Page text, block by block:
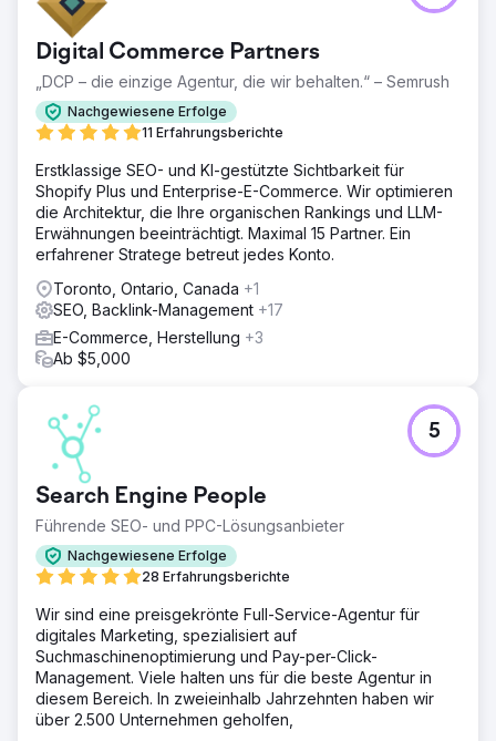
Digital Commerce Partners
„DCP – die einzige Agentur, die wir behalten.“ – Semrush
Nachgewiesene Erfolge
11 Erfahrungsberichte
Erstklassige SEO- und KI-gestützte Sichtbarkeit für
Shopify Plus und Enterprise-E-Commerce. Wir optimieren
die Architektur, die Ihre organischen Rankings und LLM-
Erwähnungen beeinträchtigt. Maximal 15 Partner. Ein
erfahrener Stratege betreut jedes Konto.
Toronto, Ontario, Canada +1
SEO, Backlink-Management +17
E-Commerce, Herstellung +3
Ab $5,000
Search Engine People
Führende SEO- und PPC-Lösungsanbieter
Nachgewiesene Erfolge
28 Erfahrungsberichte
5
Wir sind eine preisgekrönte Full-Service-Agentur für
digitales Marketing, spezialisiert auf
Suchmaschinenoptimierung und Pay-per-Click-
Management. Viele halten uns für die beste Agentur in
diesem Bereich. In zweieinhalb Jahrzehnten haben wir
über 2.500 Unternehmen geholfen,